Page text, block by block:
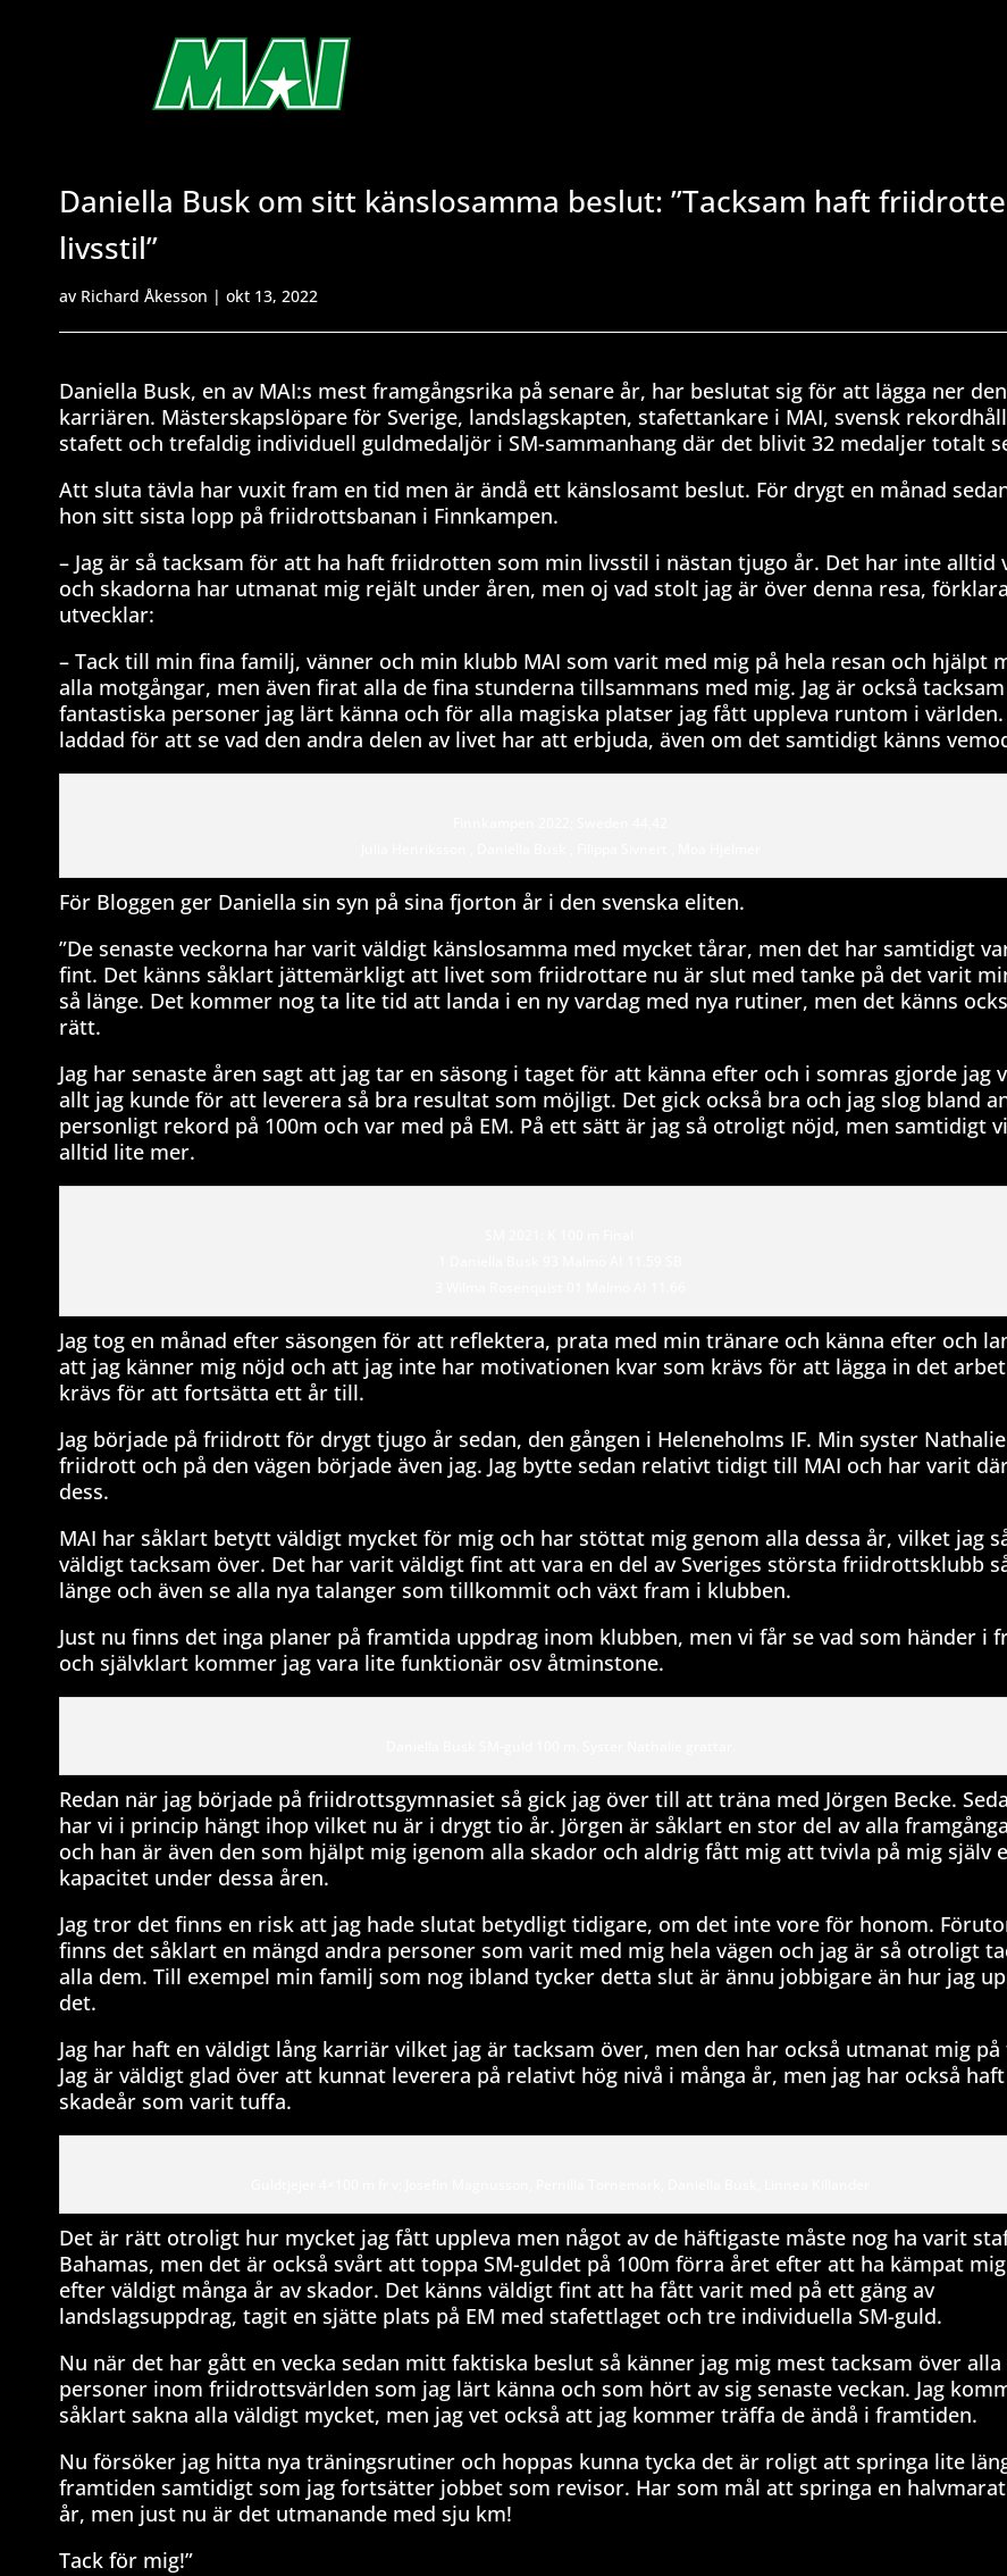
Daniella Busk om sitt känslosamma beslut: ”Tacksam haft
livsstil”
av Richard Åkesson | okt 13, 2022
Daniella Busk, en av MAI:s mest framgångsrika på senare år, har beslutat sig för att lägga ner
karriären. Mästerskapslöpare för Sverige, landslagskapten, stafettankare i MAI, svensk
stafett och trefaldig individuell guldmedaljör i SM-sammanhang där det blivit 32 medaljer totalt
Att sluta tävla har vuxit fram en tid men är ändå ett känslosamt beslut. För drygt en månad
hon sitt sista lopp på friidrottsbanan i Finnkampen.
– Jag är så tacksam för att ha haft friidrotten som min livsstil i nästan tjugo år. Det har inte alltid
och skadorna har utmanat mig rejält under åren, men oj vad stolt jag är över denna resa,
utvecklar:
– Tack till min fina familj, vänner och min klubb MAI som varit med mig på hela resan och hjälpt
alla motgångar, men även firat alla de fina stunderna tillsammans med mig. Jag är också
fantastiska personer jag lärt känna och för alla magiska platser jag fått uppleva runtom i
laddad för att se vad den andra delen av livet har att erbjuda, även om det samtidigt känns
För Bloggen ger Daniella sin syn på sina fjorton år i den svenska eliten.
”De senaste veckorna har varit väldigt känslosamma med mycket tårar, men det har samtidigt
fint. Det känns såklart jättemärkligt att livet som friidrottare nu är slut med tanke på det varit
så länge. Det kommer nog ta lite tid att landa i en ny vardag med nya rutiner, men det känns
rätt.
Jag har senaste åren sagt att jag tar en säsong i taget för att känna efter och i somras gjorde jag
allt jag kunde för att leverera så bra resultat som möjligt. Det gick också bra och jag slog bland
personligt rekord på 100m och var med på EM. På ett sätt är jag så otroligt nöjd, men samtidigt
alltid lite mer.
Jag tog en månad efter säsongen för att reflektera, prata med min tränare och känna efter och
att jag känner mig nöjd och att jag inte har motivationen kvar som krävs för att lägga in det
krävs för att fortsätta ett år till.
Jag började på friidrott för drygt tjugo år sedan, den gången i Heleneholms IF. Min syster
friidrott och på den vägen började även jag. Jag bytte sedan relativt tidigt till MAI och har varit
dess.
MAI har såklart betytt väldigt mycket för mig och har stöttat mig genom alla dessa år, vilket jag
väldigt tacksam över. Det har varit väldigt fint att vara en del av Sveriges största friidrottsklubb
länge och även se alla nya talanger som tillkommit och växt fram i klubben.
Just nu finns det inga planer på framtida uppdrag inom klubben, men vi får se vad som händer i
och självklart kommer jag vara lite funktionär osv åtminstone.
Redan när jag började på friidrottsgymnasiet så gick jag över till att träna med Jörgen Becke.
har vi i princip hängt ihop vilket nu är i drygt tio år. Jörgen är såklart en stor del av alla
och han är även den som hjälpt mig igenom alla skador och aldrig fått mig att tvivla på mig själv
kapacitet under dessa åren.
Jag tror det finns en risk att jag hade slutat betydligt tidigare, om det inte vore för honom.
finns det såklart en mängd andra personer som varit med mig hela vägen och jag är så otroligt
alla dem. Till exempel min familj som nog ibland tycker detta slut är ännu jobbigare än hur jag
det.
Jag har haft en väldigt lång karriär vilket jag är tacksam över, men den har också utmanat mig
Jag är väldigt glad över att kunnat leverera på relativt hög nivå i många år, men jag har också
skadeår som varit tuffa.
Det är rätt otroligt hur mycket jag fått uppleva men något av de häftigaste måste nog ha varit
Bahamas, men det är också svårt att toppa SM-guldet på 100m förra året efter att ha kämpat
efter väldigt många år av skador. Det känns väldigt fint att ha fått varit med på ett gäng av
landslagsuppdrag, tagit en sjätte plats på EM med stafettlaget och tre individuella SM-guld.
Nu när det har gått en vecka sedan mitt faktiska beslut så känner jag mig mest tacksam över alla
personer inom friidrottsvärlden som jag lärt känna och som hört av sig senaste veckan. Jag
såklart sakna alla väldigt mycket, men jag vet också att jag kommer träffa de ändå i framtiden.
Nu försöker jag hitta nya träningsrutiner och hoppas kunna tycka det är roligt att springa lite
framtiden samtidigt som jag fortsätter jobbet som revisor. Har som mål att springa en
år, men just nu är det utmanande med sju km!
Tack för mig!”